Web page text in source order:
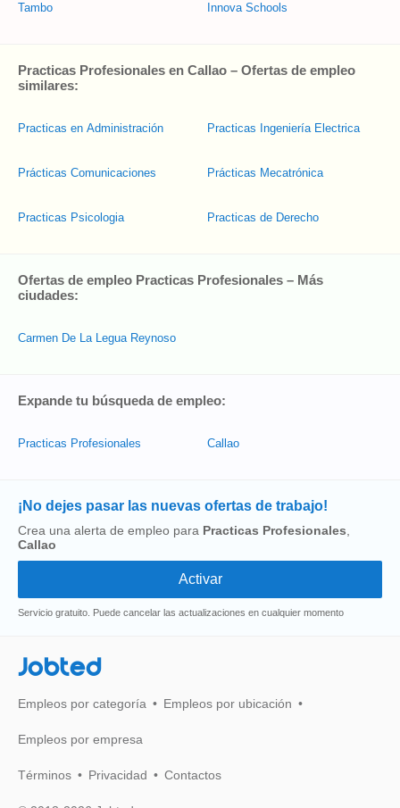
Tambo Innova Schools
Practicas Profesionales en Callao – Ofertas de empleo
similares:
Practicas en Administración
Prácticas Comunicaciones
Practicas Psicologia
Practicas Ingeniería Electrica
Prácticas Mecatrónica
Practicas de Derecho
Ofertas de empleo Practicas Profesionales – Más
ciudades:
Carmen De La Legua Reynoso
Expande tu búsqueda de empleo:
Practicas Profesionales Callao
¡No dejes pasar las nuevas ofertas de trabajo!
Crea una alerta de empleo para Practicas Profesionales
Callao
Servicio gratuito. Puede cancelar las actualizaciones en cualquier momento
Jobted
Empleos por categoría Empleos por ubicación
Empleos por empresa
Términos Privacidad Contactos